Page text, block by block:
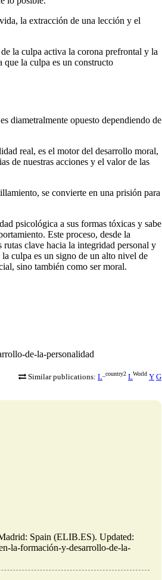
la extracción de una lección y el
la culpa activa la corona prefrontal y la
la culpa es un constructo
diametralmente opuesto dependiendo de
real, es el motor del desarrollo moral,
de nuestras acciones y el valor de las
se convierte en una prisión para
psicológica a sus formas tóxicas y sabe
Este proceso, desde la
clave hacia la integridad personal y
culpa es un signo de un alto nivel de
sino también como ser moral.
de-la-personalidad
Similar publications: L _country2 LWorld Y G
Spain (ELIB.ES). Updated:
la-formación-y-desarrollo-de-la-